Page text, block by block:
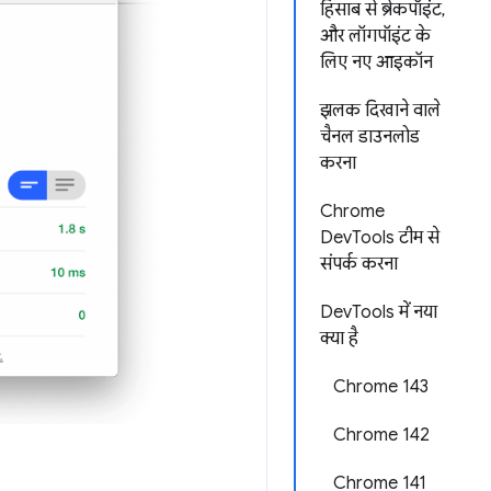
हिसाब से ब्रेकपॉइंट,
और लॉगपॉइंट के
लिए नए आइकॉन
झलक दिखाने वाले
चैनल डाउनलोड
करना
Chrome
DevTools टीम से
संपर्क करना
DevTools में नया
क्या है
Chrome 143
Chrome 142
Chrome 141